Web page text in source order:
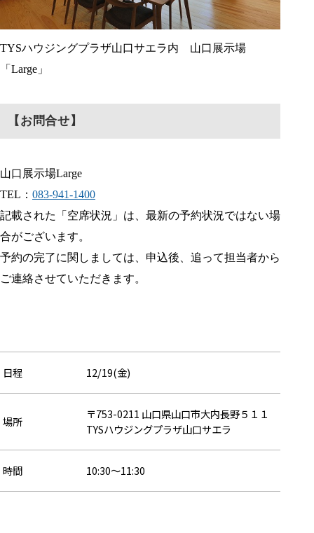
TYSハウジングプラザ山口サエラ内 山口展示場
「Large」
【お問合せ】
山口展示場Large
TEL： 083-941-1400
記載された「空席状況」は、最新の予約状況ではない場
合がございます。
予約の完了に関しましては、申込後、追って担当者から
ご連絡させていただきます。
日程 12/19(金)
場所
〒753-0211 山口県山口市大内長野５１１
TYSハウジングプラザ山口サエラ
時間 10:30〜11:30